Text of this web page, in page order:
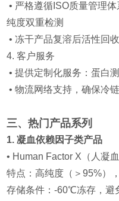
• 严格遵循ISO质量管理
纯度双重检测
• 冻干产品复溶后活性回
4. 客户服务
• 提供定制化服务：蛋白
• 物流网络支持，确保冷
三、热门产品系列
1.凝血依赖因子类产品
• Human Factor X（人凝
特点：高纯度（＞95%）
存储条件：-60℃冻存，避